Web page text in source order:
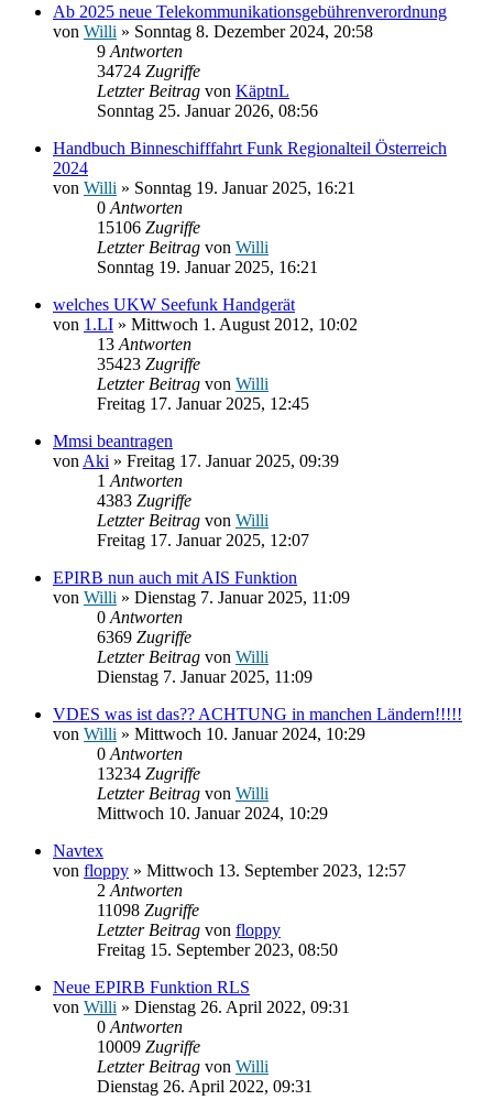
Ab 2025 neue Telekommunikationsgebührenverordnung
von Willi » Sonntag 8. Dezember 2024, 20:58
9 Antworten
34724 Zugriffe
Letzter Beitrag von KäptnL
Sonntag 25. Januar 2026, 08:56
Handbuch Binneschifffahrt Funk Regionalteil Österreich
2024
von Willi » Sonntag 19. Januar 2025, 16:21
0 Antworten
15106 Zugriffe
Letzter Beitrag von Willi
Sonntag 19. Januar 2025, 16:21
welches UKW Seefunk Handgerät
von 1.LI » Mittwoch 1. August 2012, 10:02
13 Antworten
35423 Zugriffe
Letzter Beitrag von Willi
Freitag 17. Januar 2025, 12:45
Mmsi beantragen
von Aki » Freitag 17. Januar 2025, 09:39
1 Antworten
4383 Zugriffe
Letzter Beitrag von Willi
Freitag 17. Januar 2025, 12:07
EPIRB nun auch mit AIS Funktion
von Willi » Dienstag 7. Januar 2025, 11:09
0 Antworten
6369 Zugriffe
Letzter Beitrag von Willi
Dienstag 7. Januar 2025, 11:09
VDES was ist das?? ACHTUNG in manchen Ländern!!!!!
von Willi » Mittwoch 10. Januar 2024, 10:29
0 Antworten
13234 Zugriffe
Letzter Beitrag von Willi
Mittwoch 10. Januar 2024, 10:29
Navtex
von floppy » Mittwoch 13. September 2023, 12:57
2 Antworten
11098 Zugriffe
Letzter Beitrag von floppy
Freitag 15. September 2023, 08:50
Neue EPIRB Funktion RLS
von Willi » Dienstag 26. April 2022, 09:31
0 Antworten
10009 Zugriffe
Letzter Beitrag von Willi
Dienstag 26. April 2022, 09:31